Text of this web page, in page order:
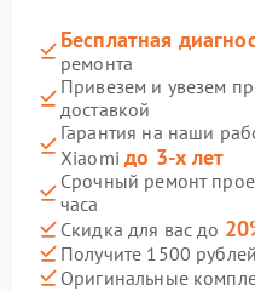
Бесплатная
ремонта
Привезем и увезем
доставкой
Гарантия на наши
Xiaomiдо 3-х лет
Срочный ремонт
часа
Скидка для вас до
Получите 1500
Оригинальные